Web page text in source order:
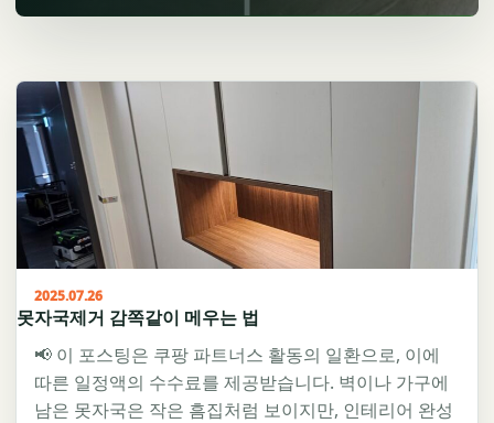
2025.07.26
못자국제거 감쪽같이 메우는 법
📢 이 포스팅은 쿠팡 파트너스 활동의 일환으로, 이에
따른 일정액의 수수료를 제공받습니다. 벽이나 가구에
남은 못자국은 작은 흠집처럼 보이지만, 인테리어 완성